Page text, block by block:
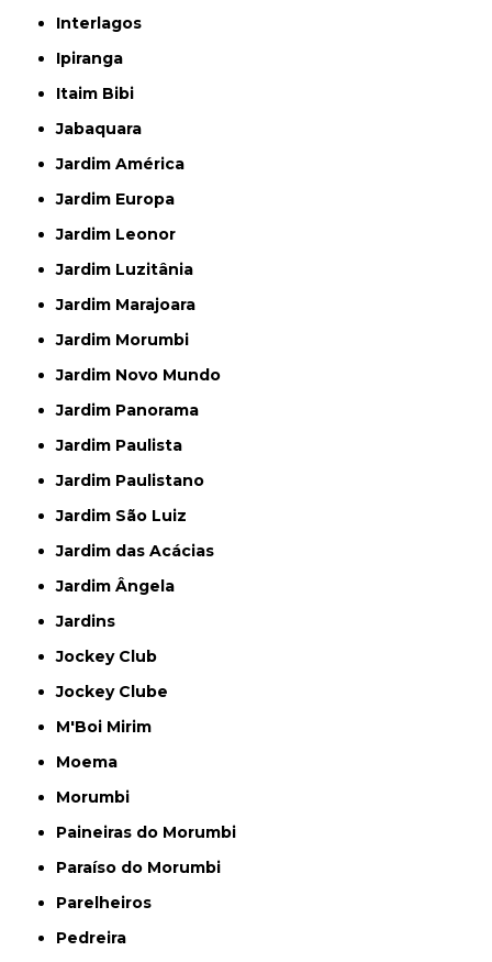
Interlagos
Ipiranga
Itaim Bibi
Jabaquara
Jardim América
Jardim Europa
Jardim Leonor
Jardim Luzitânia
Jardim Marajoara
Jardim Morumbi
Jardim Novo Mundo
Jardim Panorama
Jardim Paulista
Jardim Paulistano
Jardim São Luiz
Jardim das Acácias
Jardim Ângela
Jardins
Jockey Club
Jockey Clube
M'Boi Mirim
Moema
Morumbi
Paineiras do Morumbi
Paraíso do Morumbi
Parelheiros
Pedreira